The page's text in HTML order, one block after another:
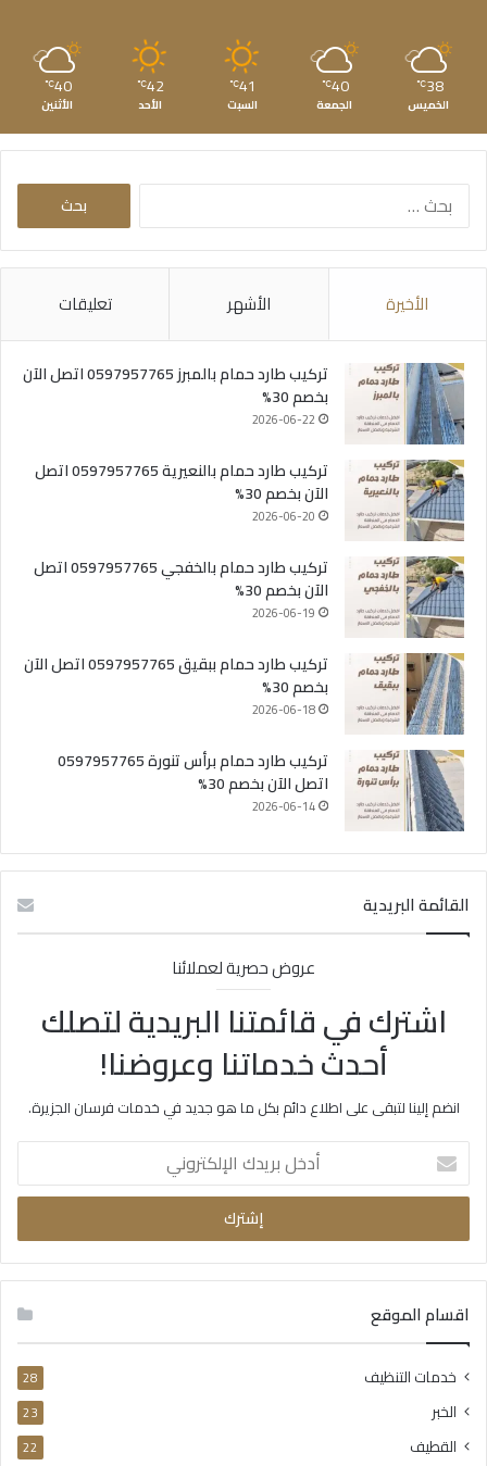
38
℃
الخميس
40
℃
الجمعة
41
℃
السبت
42
℃
الأحد
40
℃
الأثنين
البحث
الأخيرة الأشهر تعليقات
تركيب طارد حمام بالمبرز 0597957765 اتصل الآن
بخصم 30%
2026-06-22
تركيب طارد حمام بالنعيرية 0597957765 اتصل
الآن بخصم 30%
2026-06-20
تركيب طارد حمام بالخفجي 0597957765 اتصل
الآن بخصم 30%
2026-06-19
تركيب طارد حمام ببقيق 0597957765 اتصل الآن
بخصم 30%
2026-06-18
تركيب طارد حمام برأس تنورة 0597957765
اتصل الآن بخصم 30%
2026-06-14
القائمة البريدية
عروض حصرية لعملائنا
اشترك في قائمتنا البريدية لتصلك
أحدث خدماتنا وعروضنا!
انضم إلينا لتبقى على اطلاع دائم بكل ما هو جديد في خدمات فرسان الجزيرة.
أدخل
بريدك
الإلكتروني
اقسام الموقع
خدمات التنظيف 28
الخبر 23
القطيف 22